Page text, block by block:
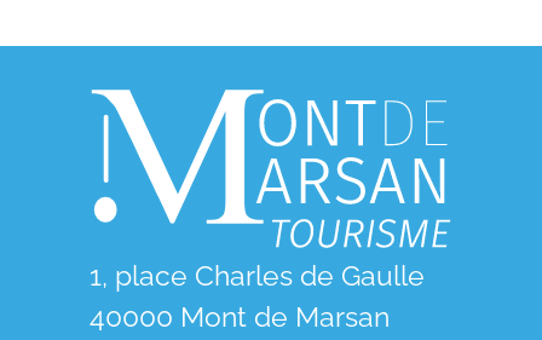
1, place Charles de Gaulle
40000 Mont de Marsan